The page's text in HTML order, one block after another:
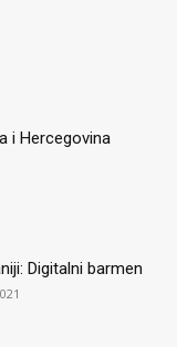
i Hercegovina
Digitalni barmen